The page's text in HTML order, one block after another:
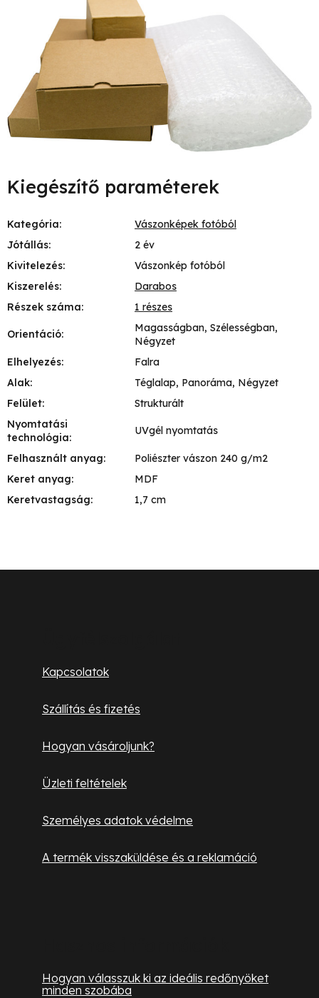
Kiegészítő paraméterek
Kategória:
Vászonképek fotóból
Jótállás:
2 év
Kivitelezés:
Vászonkép fotóból
Kiszerelés:
Darabos
Részek száma: 1 részes
Orientáció:
Magasságban, Szélességban,
Négyzet
Elhelyezés:
Falra
Alak:
Téglalap, Panoráma, Négyzet
Felület:
Strukturált
Nyomtatási
technológia:
UVgél nyomtatás
Felhasznált anyag:
Poliészter vászon 240 g/m2
Keret anyag:
MDF
Keretvastagság: 1,7 cm
Kapcsolatok
Szállítás és fizetés
Hogyan vásároljunk?
Üzleti feltételek
Személyes adatok védelme
A termék visszaküldése és a reklamáció
Hogyan válasszuk ki az ideális redőnyöket
minden szobába